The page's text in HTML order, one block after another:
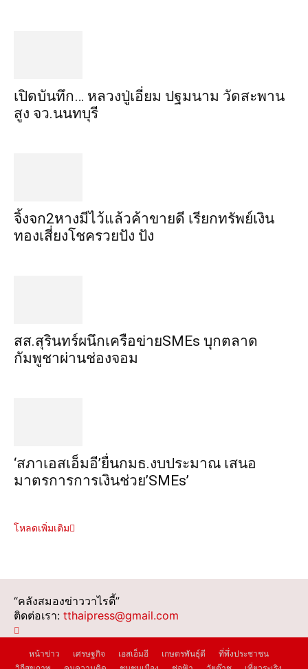
เปิดบันทึก… หลวงปู่เอี่ยม ​ปฐม​นาม​ วัดสะพาน
สูง​ จว.นนทบุรี
จิ้งจก​2​หาง​มีไว้แล้ว​ค้าขาย​ดี​ เรียก​ทรัพย์เงิน
ทอง​เสี่ยงโชค​รวยปัง​ ปัง​
สส.สุรินทร์ผนึกเครือข่ายSMEs บุกตลาด
กัมพูชาผ่านช่องจอม
‘สภาเอสเอ็มอี’ยื่นกมธ.งบประมาณ เสนอ
มาตรการการเงินช่วย’SMEs’
โหลดเพิ่มเติม
“คลังสมองข่าววาไรตี้”
ติดต่อเรา: tthaipress@gmail.com
หน้าข่าว เศรษฐกิจ เอสเอ็มอี เกษตรพันธุ์ดี
ที่พึ่งประชาชน